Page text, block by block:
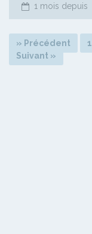
1 mois depuis
» Précédent 1
Suivant »